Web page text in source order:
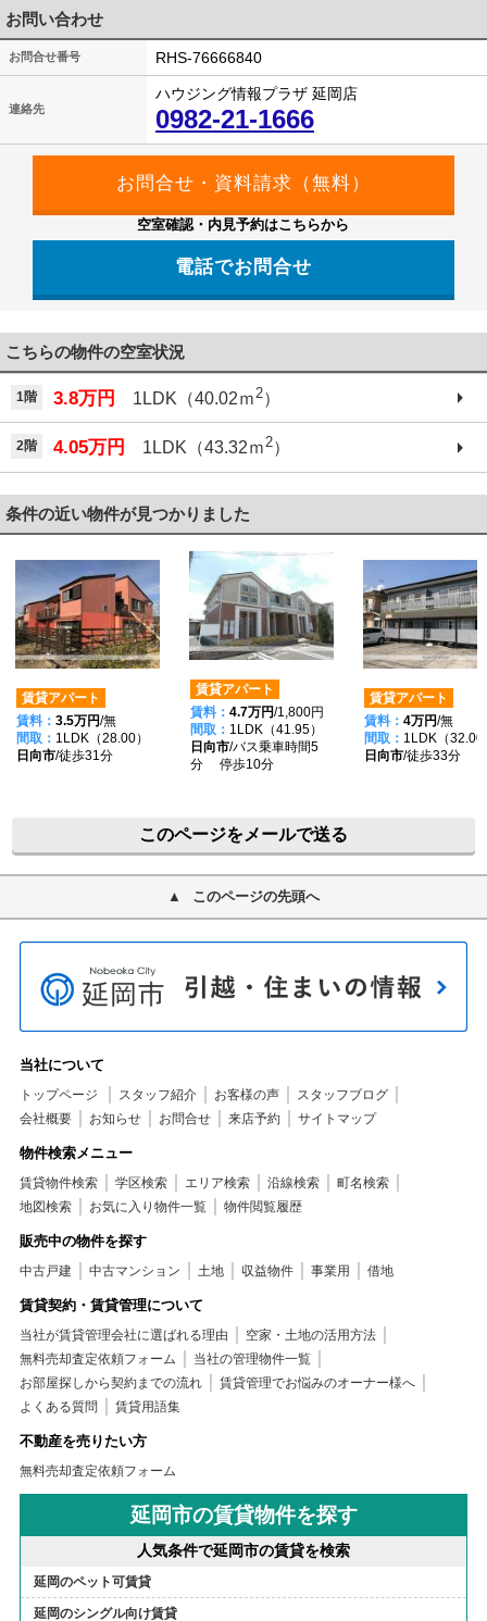
お問い合わせ
お問合せ番号 RHS-76666840
連絡先
ハウジング情報プラザ 延岡店
0982-21-1666
空室確認・内見予約はこちらから
電話でお問合せ
こちらの物件の空室状況
1階 3.8万円 1LDK（40.02ｍ2）
2階 4.05万円 1LDK（43.32ｍ2）
条件の近い物件が見つかりました
賃貸アパート
賃料： 3.5万円/無
間取： 1LDK（28.00）
日向市/徒歩31分
賃貸アパート
賃料： 4.7万円/1,800円
間取： 1LDK（41.95）
日向市/バス乗車時間5
分 停歩10分
賃貸アパート
賃料： 4万円/無
間取： 1LDK（32.00
日向市/徒歩33分
このページをメールで送る
このページの先頭へ
当社について
トップページ スタッフ紹介 お客様の声
スタッフブログ
会社概要
お知らせ お問合せ 来店予約 サイトマップ
物件検索メニュー
賃貸物件検索 学区検索 エリア検索 沿線検索
町名検索
地図検索
お気に入り物件一覧 物件閲覧履歴
販売中の物件を探す
中古戸建 中古マンション 土地 収益物件 事業用 借地
賃貸契約・賃貸管理について
当社が賃貸管理会社に選ばれる理由
空家・土地の活用方法
無料売却査定依頼フォーム
当社の管理物件一覧
お部屋探しから契約までの流れ
賃貸管理でお悩みのオーナー様へ
よくある質問
賃貸用語集
不動産を売りたい方
無料売却査定依頼フォーム
延岡市の賃貸物件を探す
人気条件で延岡市の賃貸を検索
延岡のペット可賃貸
延岡のシングル向け賃貸